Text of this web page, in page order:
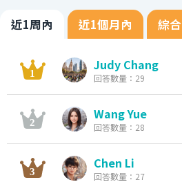
近1周內 近1個月內 綜合
Judy Chang
回答數量：29
Wang Yue
回答數量：28
Chen Li
回答數量：27